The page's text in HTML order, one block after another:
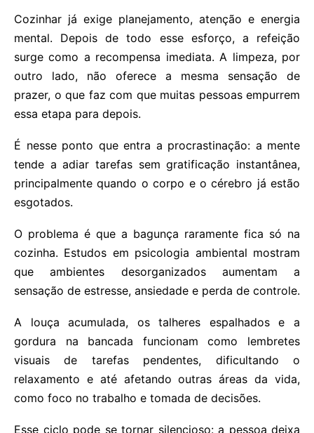
Cozinhar já exige planejamento, atenção e energia
mental. Depois de todo esse esforço, a refeição
surge como a recompensa imediata. A limpeza, por
outro lado, não oferece a mesma sensação de
prazer, o que faz com que muitas pessoas empurrem
essa etapa para depois.
É nesse ponto que entra a procrastinação: a mente
tende a adiar tarefas sem gratificação instantânea,
principalmente quando o corpo e o cérebro já estão
esgotados.
O problema é que a bagunça raramente fica só na
cozinha. Estudos em psicologia ambiental mostram
que ambientes desorganizados aumentam a
sensação de estresse, ansiedade e perda de controle.
A louça acumulada, os talheres espalhados e a
gordura na bancada funcionam como lembretes
visuais de tarefas pendentes, dificultando o
relaxamento e até afetando outras áreas da vida,
como foco no trabalho e tomada de decisões.
Esse ciclo pode se tornar silencioso: a pessoa deixa